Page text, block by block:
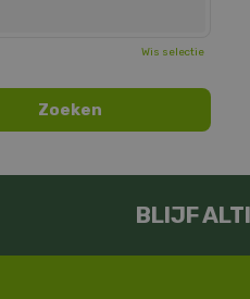
Wis selectie
BLIJF